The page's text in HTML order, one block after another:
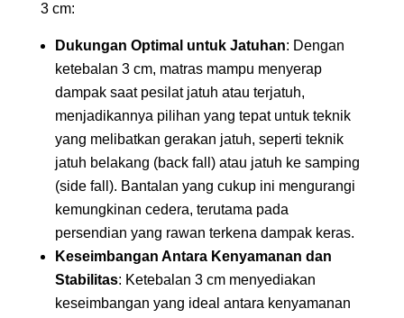
3 cm:
Dukungan Optimal untuk Jatuhan: Dengan
ketebalan 3 cm, matras mampu menyerap
dampak saat pesilat jatuh atau terjatuh,
menjadikannya pilihan yang tepat untuk teknik
yang melibatkan gerakan jatuh, seperti teknik
jatuh belakang (back fall) atau jatuh ke samping
(side fall). Bantalan yang cukup ini mengurangi
kemungkinan cedera, terutama pada
persendian yang rawan terkena dampak keras.
Keseimbangan Antara Kenyamanan dan
Stabilitas: Ketebalan 3 cm menyediakan
keseimbangan yang ideal antara kenyamanan